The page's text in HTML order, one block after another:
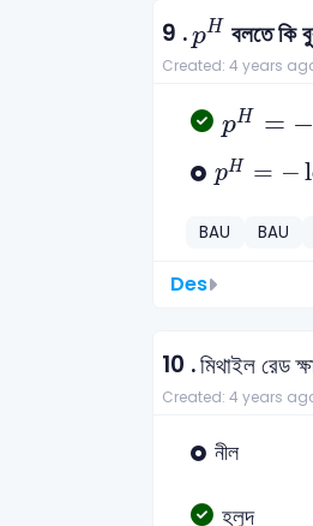
9 .pH
pH বলতে কি
Created: 4 years ago
pH = −
pH
pH = −
pH log
BAU BAU
Des
10 .মিথাইল রেড
Created: 4 years ago
নীল
হলুদ